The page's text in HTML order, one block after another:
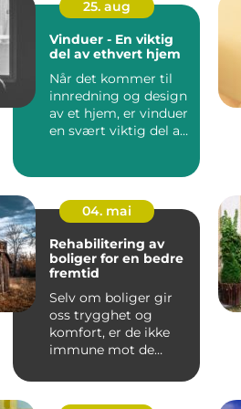
25. aug
Vinduer - En viktig
del av ethvert hjem
Når det kommer til
innredning og design
av et hjem, er vinduer
en svært viktig del av
04. mai
Rehabilitering av
boliger for en bedre
fremtid
Selv om boliger gir
oss trygghet og
komfort, er de ikke
immune mot de
og skaden...